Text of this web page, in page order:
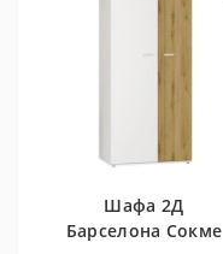
Шафа 2Д
Барселона Сокме